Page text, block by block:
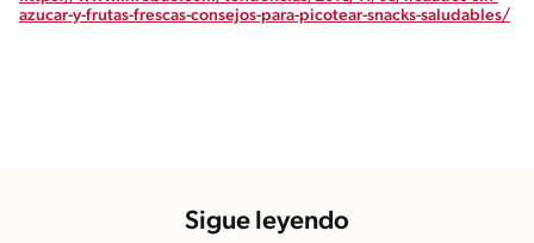
azucar-y-frutas-frescas-consejos-para-picotear-snacks-saludables/
Sigue leyendo